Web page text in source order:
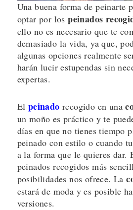
Una buena forma de peinarte
optar por lospeinados
ello no es necesario que te
demasiado la vida, ya que,
algunas opciones realmente
harán lucir estupendas sin
expertas.
El peinado recogido en una
un moño es práctico y te
días en que no tienes tiempo
peinado con estilo o cuando
a la forma que le quieres dar.
peinados recogidos más
posibilidades nos ofrece. La
estará de moda y es posible
versiones.